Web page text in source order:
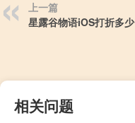
上一篇
星露谷物语iOS打折多少
相关问题